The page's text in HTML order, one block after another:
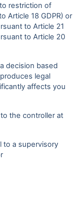
restriction of
Article 18 GDPR) or
to Article 21
to Article 20
decision based
legal
affects you
the controller at
to a supervisory